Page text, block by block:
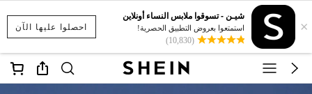
احصلوا عليها الآن ×
شيـن - تسوقوا ملابس النساء أونلاين
استمتعوا بعروض التطبيق الحصرية!
(10,830)